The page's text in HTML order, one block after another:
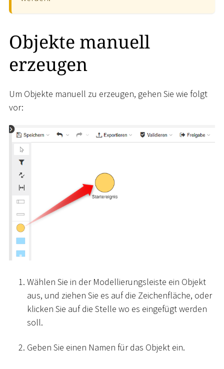
Objekte manuell
erzeugen
Um Objekte manuell zu erzeugen, gehen Sie wie folgt
vor:
Wählen Sie in der Modellierungsleiste ein Objekt
aus, und ziehen Sie es auf die Zeichenfläche, oder
klicken Sie auf die Stelle wo es eingefügt werden
soll.
Geben Sie einen Namen für das Objekt ein.